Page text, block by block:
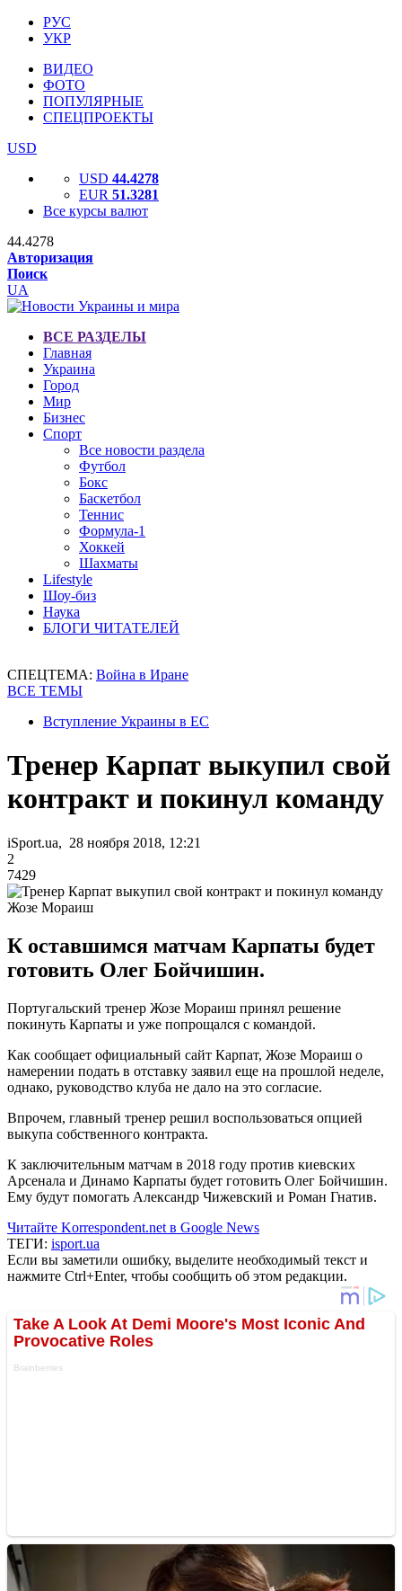
РУС
УКР
ВИДЕО
ФОТО
ПОПУЛЯРНЫЕ
СПЕЦПРОЕКТЫ
USD
USD 44.4278
EUR 51.3281
Все курсы валют
44.4278
Авторизация
Поиск
UA
ВСЕ РАЗДЕЛЫ
Главная
Украина
Город
Мир
Бизнес
Спорт
Все новости раздела
Футбол
Бокс
Баскетбол
Теннис
Формула-1
Хоккей
Шахматы
Lifestyle
Шоу-биз
Наука
БЛОГИ ЧИТАТЕЛЕЙ
СПЕЦТЕМА: Война в Иране
ВСЕ ТЕМЫ
Вступление Украины в ЕС
Тренер Карпат выкупил свой
контракт и покинул команду
iSport.ua, 28 ноября 2018, 12:21
2
7429
Жозе Мораиш
К оставшимся матчам Карпаты будет
готовить Олег Бойчишин.
Португальский тренер Жозе Мораиш принял решение
покинуть Карпаты и уже попрощался с командой.
Как сообщает официальный сайт Карпат, Жозе Мораиш о
намерении подать в отставку заявил еще на прошлой неделе,
однако, руководство клуба не дало на это согласие.
Впрочем, главный тренер решил воспользоваться опцией
выкупа собственного контракта.
К заключительным матчам в 2018 году против киевских
Арсенала и Динамо Карпаты будет готовить Олег Бойчишин.
Ему будут помогать Александр Чижевский и Роман Гнатив.
Читайте Korrespondent.net в Google News
ТЕГИ: isport.ua
Если вы заметили ошибку, выделите необходимый текст и
нажмите Ctrl+Enter, чтобы сообщить об этом редакции.